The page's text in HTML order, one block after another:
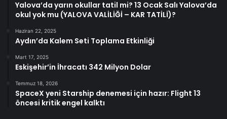
Yalova’da yarın okullar tatil mi? 13 Ocak Salı Yalova’da
okul yok mu (YALOVA VALİLİĞİ – KAR TATİLİ)?
Haziran 22, 2025
Aydın’da Kalem Seti Toplama Etkinliği
Mart 17, 2025
Eskişehir’in İhracatı 342 Milyon Dolar
Temmuz 18, 2026
SpaceX yeni Starship denemesi için hazır: Flight 13
öncesi kritik engel kalktı